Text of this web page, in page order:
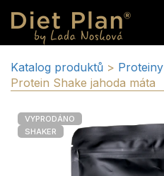
Katalog produktů > Proteiny
Protein Shake jahoda máta
VYPRODÁNO
SHAKER